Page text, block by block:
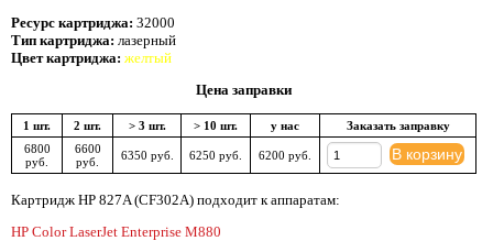
Ресурс картриджа: 32000
Тип картриджа: лазерный
Цвет картриджа: желтый
Цена заправки
1 шт. 2 шт. > 3 шт. > 10 шт. у нас
Заказать заправку
6800
руб.
6600
руб.
6350 руб. 6250 руб. 6200 руб. В корзину
Картридж HP 827A (CF302A) подходит к аппаратам:
HP Color LaserJet Enterprise M880